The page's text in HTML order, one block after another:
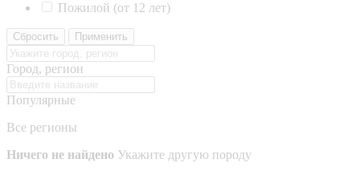
Пожилой (от 12 лет)
Сбросить Применить
Город, регион
Популярные
Все регионы
Ничего не найдено Укажите другую породу